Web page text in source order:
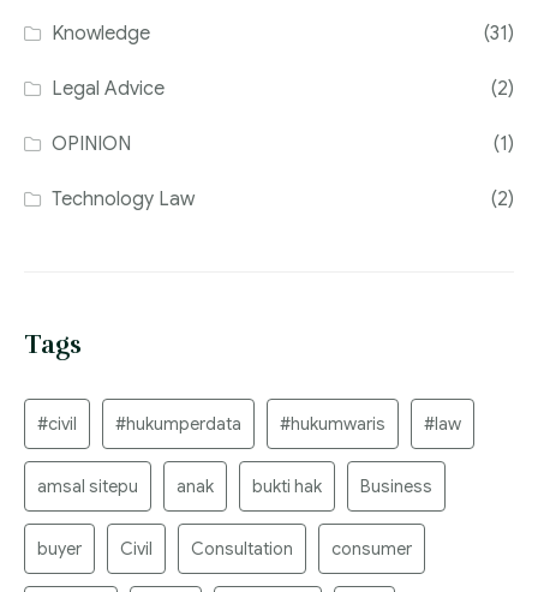
Knowledge (31)
Legal Advice (2)
OPINION (1)
Technology Law (2)
Tags
#civil #hukumperdata #hukumwaris #law
amsal sitepu anak bukti hak Business
buyer Civil Consultation consumer